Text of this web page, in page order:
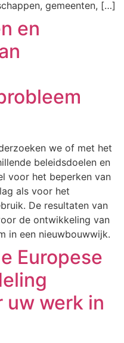
gemeenten, […]
en
we of met het
beleidsdoelen en
voor het beperken van
als voor het
De resultaten van
de ontwikkeling van
in een nieuwbouwwijk.
Europese
uw werk in